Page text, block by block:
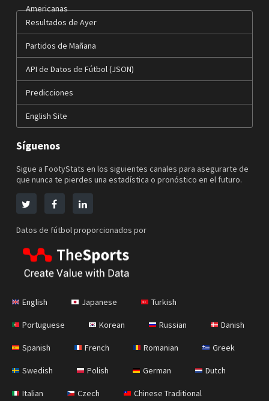
Americanas
Resultados de Ayer
Partidos de Mañana
API de Datos de Fútbol (JSON)
Predicciones
English Site
Síguenos
Sigue a FootyStats en los siguientes canales para asegurarte de
que nunca te pierdes una estadística o pronóstico en el futuro.
Datos de fútbol proporcionados por
English Japanese Turkish
Portuguese Korean Russian Danish
Spanish French Romanian Greek
Swedish Polish German Dutch
Italian Czech Chinese Traditional